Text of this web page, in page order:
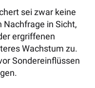
sei zwar keine
in Sicht,
ergriffenen
Wachstum zu.
Sondereinflüssen